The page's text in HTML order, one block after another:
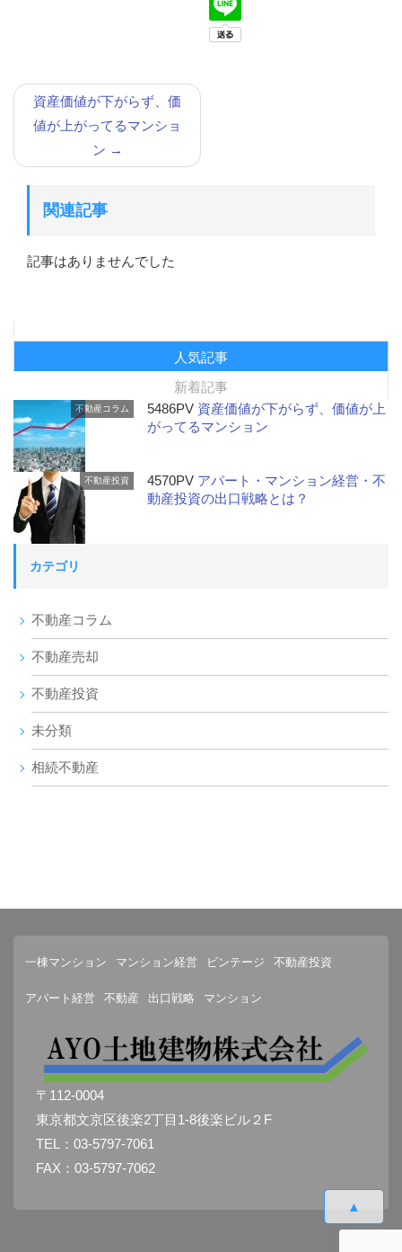
資産価値が下がらず、価
値が上がってるマンショ
ン →
関連記事
記事はありませんでした
人気記事
新着記事
不動産コラム 5486PV 資産価値が下がらず、価値が上
がってるマンション
不動産投資 4570PV アパート・マンション経営・不
動産投資の出口戦略とは？
カテゴリ
不動産コラム
不動産売却
不動産投資
未分類
相続不動産
▲
一棟マンション マンション経営 ビンテージ 不動産投資
アパート経営 不動産 出口戦略 マンション
〒112-0004
東京都文京区後楽2丁目1-8後楽ビル２F
TEL：03-5797-7061
FAX：03-5797-7062